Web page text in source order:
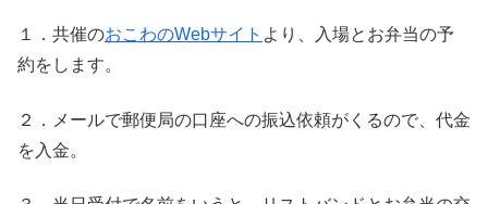
１．共催のおこわのWebサイト より、入場とお弁当の予
約をします。
２．メールで郵便局の口座への振込依頼がくるので、代金
を入金。